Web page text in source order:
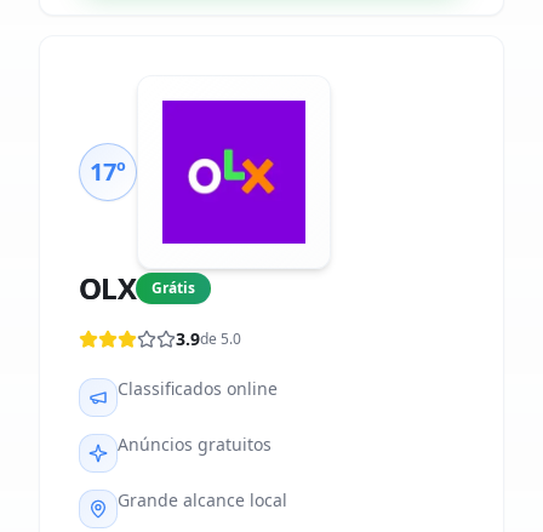
17º
OLX Grátis
3.9de 5.0
Classificados online
Anúncios gratuitos
Grande alcance local